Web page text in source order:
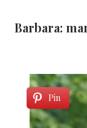
Barbara:
Pin